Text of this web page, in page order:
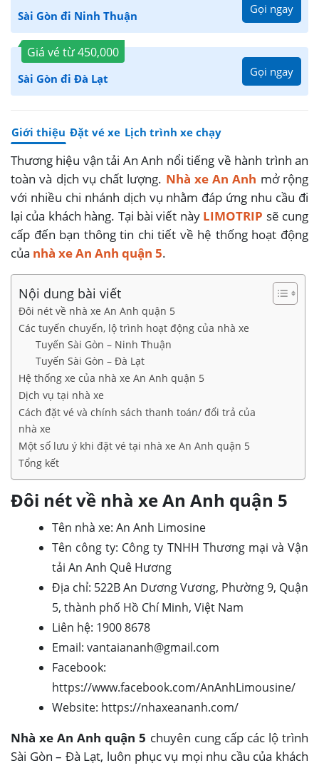
Sài Gòn đi Ninh Thuận Gọi ngay
Giá vé từ450,000
Sài Gòn đi Đà Lạt Gọi ngay
Giới thiệu Đặt vé xe Lịch trình xe chạy
Thương hiệu vận tải An Anh nổi tiếng về hành trình an
toàn và dịch vụ chất lượng. Nhà xe An Anh mở rộng
với nhiều chi nhánh dịch vụ nhằm đáp ứng nhu cầu đi
lại của khách hàng. Tại bài viết nàyLIMOTRIP sẽ cung
cấp đến bạn thông tin chi tiết về hệ thống hoạt động
của nhà xe An Anh quận 5.
Nội dung bài viết
Đôi nét về nhà xe An Anh quận 5
Các tuyến chuyến, lộ trình hoạt động của nhà xe
Tuyến Sài Gòn – Ninh Thuận
Tuyến Sài Gòn – Đà Lạt
Hệ thống xe của nhà xe An Anh quận 5
Dịch vụ tại nhà xe
Cách đặt vé và chính sách thanh toán/ đổi trả của
nhà xe
Một số lưu ý khi đặt vé tại nhà xe An Anh quận 5
Tổng kết
Đôi nét về nhà xe An Anh quận 5
Tên nhà xe: An Anh Limosine
Tên công ty: Công ty TNHH Thương mại và Vận
tải An Anh Quê Hương
Địa chỉ: 522B An Dương Vương, Phường 9, Quận
5, thành phố Hồ Chí Minh, Việt Nam
Liên hệ: 1900 8678
Email: vantaiananh@gmail.com
Facebook:
https://www.facebook.com/AnAnhLimousine/
Website: https://nhaxeananh.com/
Nhà xe An Anh quận 5 chuyên cung cấp các lộ trình
Sài Gòn – Đà Lạt, luôn phục vụ mọi nhu cầu của khách